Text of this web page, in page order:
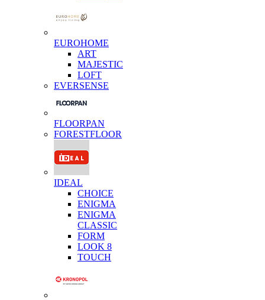
EUROHOME
ART
MAJESTIC
LOFT
EVERSENSE
FLOORPAN
FORESTFLOOR
IDEAL
CHOICE
ENIGMA
ENIGMA
CLASSIC
FORM
LOOK 8
TOUCH